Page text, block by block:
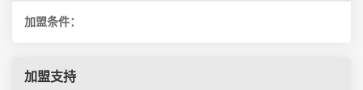
加盟条件：
加盟支持